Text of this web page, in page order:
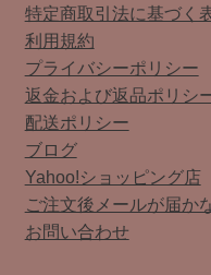
特定商取引法に基づく
利用規約
プライバシーポリシー
返金および返品ポリシ
配送ポリシー
ブログ
Yahoo!ショッピング店
ご注文後メールが届か
お問い合わせ